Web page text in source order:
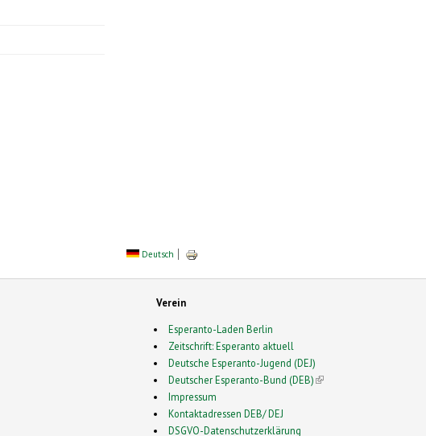
Deutsch
Verein
Esperanto-Laden Berlin
Zeitschrift: Esperanto aktuell
Deutsche Esperanto-Jugend (DEJ)
Deutscher Esperanto-Bund (DEB)(link is external)
Impressum
Kontaktadressen DEB/ DEJ
DSGVO-Datenschutzerklärung